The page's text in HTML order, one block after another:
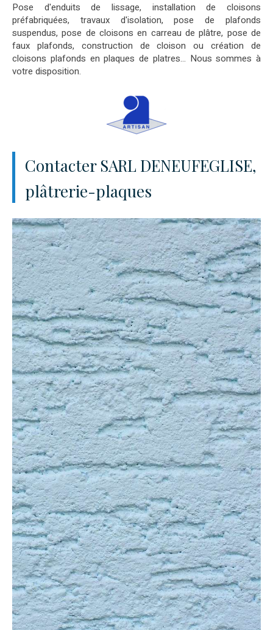
Pose d'enduits de lissage, installation de cloisons
préfabriquées, travaux d'isolation, pose de plafonds
suspendus, pose de cloisons en carreau de plâtre, pose de
faux plafonds, construction de cloison ou création de
cloisons plafonds en plaques de platres... Nous sommes à
votre disposition.
Contacter SARL DENEUFEGLISE,
plâtrerie-plaques